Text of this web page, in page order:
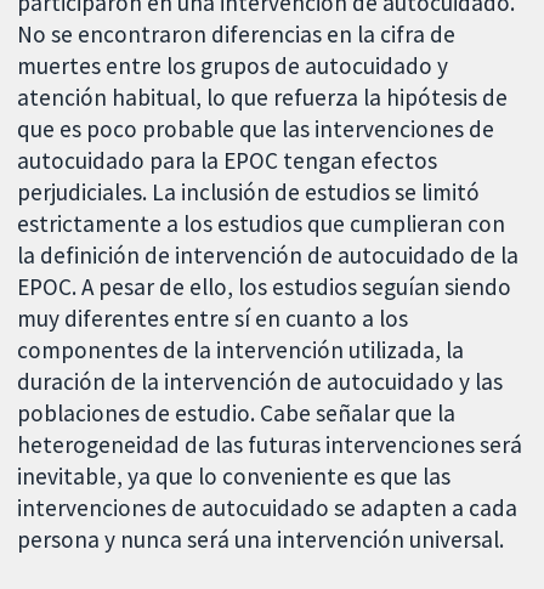
No se encontraron diferencias en la cifra de
muertes entre los grupos de autocuidado y
atención habitual, lo que refuerza la hipótesis de
que es poco probable que las intervenciones de
autocuidado para la EPOC tengan efectos
perjudiciales. La inclusión de estudios se limitó
estrictamente a los estudios que cumplieran con
la definición de intervención de autocuidado de la
EPOC. A pesar de ello, los estudios seguían siendo
muy diferentes entre sí en cuanto a los
componentes de la intervención utilizada, la
duración de la intervención de autocuidado y las
poblaciones de estudio. Cabe señalar que la
heterogeneidad de las futuras intervenciones será
inevitable, ya que lo conveniente es que las
intervenciones de autocuidado se adapten a cada
persona y nunca será una intervención universal.